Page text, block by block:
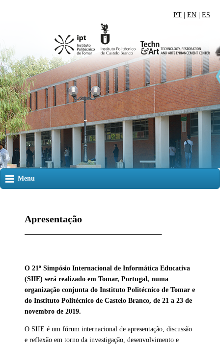
PT EN ES
Menu
Apresentação
O 21º Simpósio Internacional de Informática Educativa
(SIIE) será realizado em Tomar, Portugal, numa
organização conjunta do Instituto Politécnico de Tomar e
do Instituto Politécnico de Castelo Branco, de 21 a 23 de
novembro de 2019.
O SIIE é um fórum internacional de apresentação, discussão
e reflexão em torno da investigação, desenvolvimento e